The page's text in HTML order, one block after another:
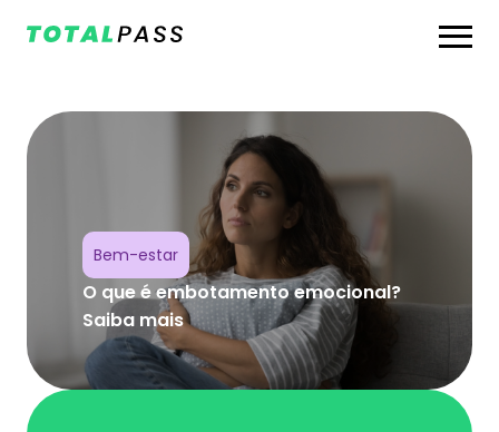
Bem-estar
O que é embotamento emocional?
Saiba mais